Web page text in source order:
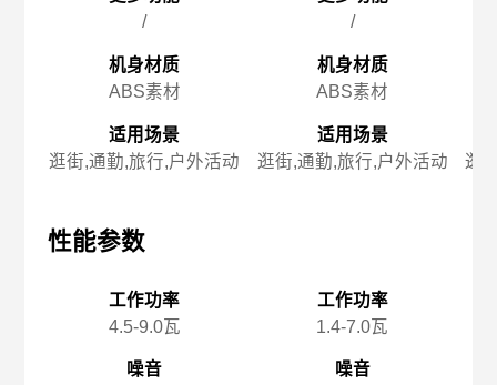
/
机身材质
ABS素材
适用场景
逛街,通勤,旅行,户外活动
性能参数
工作功率
4.5-9.0瓦
噪音
/
机身材质
ABS素材
适用场景
逛街,通勤,旅行,户外活动
工作功率
1.4-7.0瓦
噪音
逛